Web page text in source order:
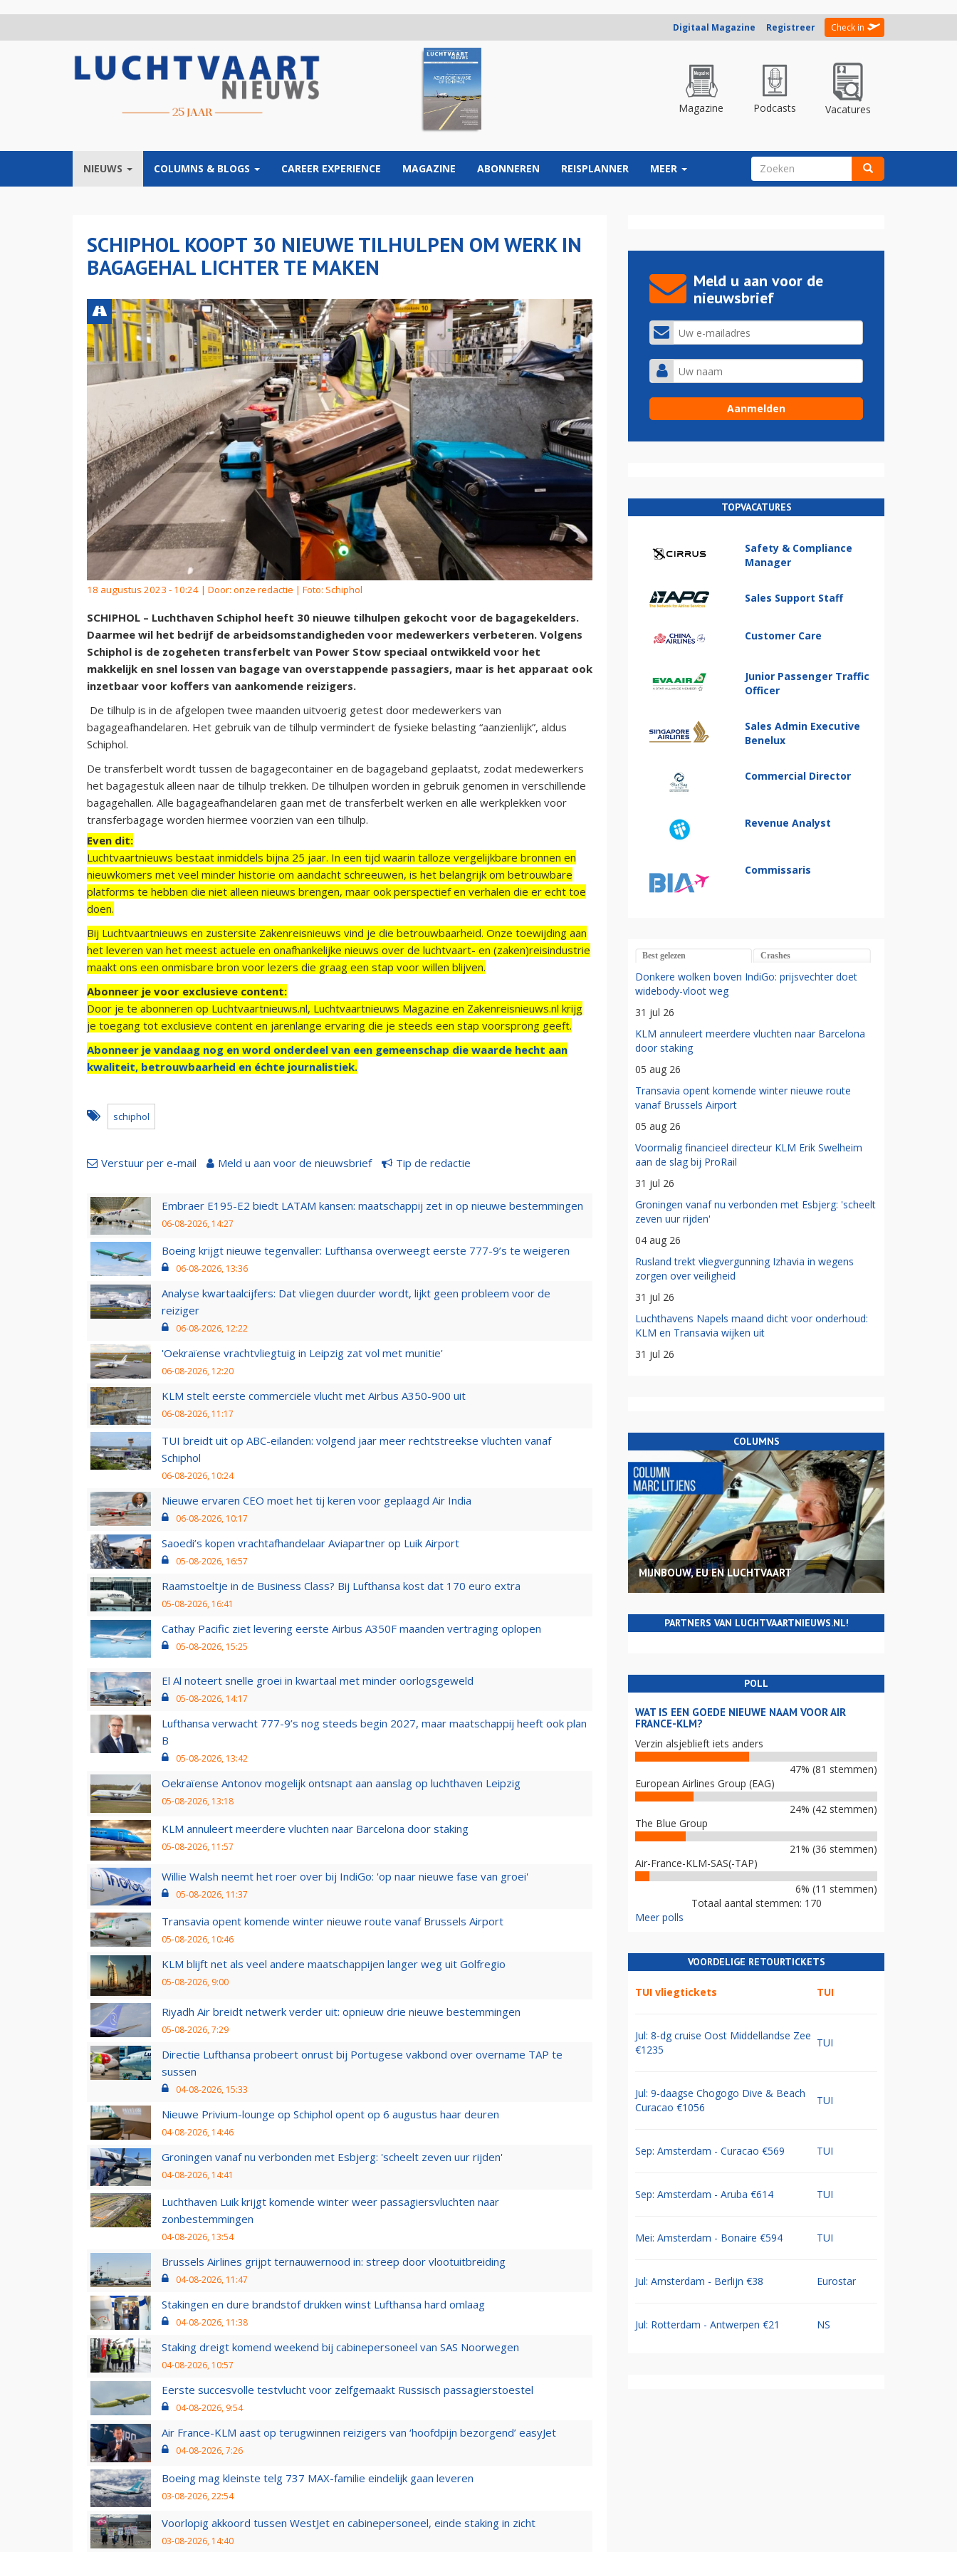
Digitaal Magazine Registreer Check in
Magazine Podcasts Vacatures
NIEUWS COLUMNS & BLOGS CAREER EXPERIENCE MAGAZINE ABONNEREN REISPLANNER MEER ZOEKVELD
SCHIPHOL KOOPT 30 NIEUWE TILHULPEN OM WERK IN
BAGAGEHAL LICHTER TE MAKEN
18 augustus 2023 - 10:24 | Door: onze redactie | Foto: Schiphol
SCHIPHOL – Luchthaven Schiphol heeft 30 nieuwe tilhulpen gekocht voor de bagagekelders.
Daarmee wil het bedrijf de arbeidsomstandigheden voor medewerkers verbeteren. Volgens
Schiphol is de zogeheten transferbelt van Power Stow speciaal ontwikkeld voor het
makkelijk en snel lossen van bagage van overstappende passagiers, maar is het apparaat ook
inzetbaar voor koffers van aankomende reizigers.
De tilhulp is in de afgelopen twee maanden uitvoerig getest door medewerkers van
bagageafhandelaren. Het gebruik van de tilhulp vermindert de fysieke belasting “aanzienlijk”, aldus
Schiphol.
De transferbelt wordt tussen de bagagecontainer en de bagageband geplaatst, zodat medewerkers
het bagagestuk alleen naar de tilhulp trekken. De tilhulpen worden in gebruik genomen in verschillende
bagagehallen. Alle bagageafhandelaren gaan met de transferbelt werken en alle werkplekken voor
transferbagage worden hiermee voorzien van een tilhulp.
Even dit:
Luchtvaartnieuws bestaat inmiddels bijna 25 jaar. In een tijd waarin talloze vergelijkbare bronnen en
nieuwkomers met veel minder historie om aandacht schreeuwen, is het belangrijk om betrouwbare
platforms te hebben die niet alleen nieuws brengen, maar ook perspectief en verhalen die er echt toe
doen.
Bij Luchtvaartnieuws en zustersite Zakenreisnieuws vind je die betrouwbaarheid. Onze toewijding aan
het leveren van het meest actuele en onafhankelijke nieuws over de luchtvaart- en (zaken)reisindustrie
maakt ons een onmisbare bron voor lezers die graag een stap voor willen blijven.
Abonneer je voor exclusieve content:
Door je te abonneren op Luchtvaartnieuws.nl, Luchtvaartnieuws Magazine en Zakenreisnieuws.nl krijg
je toegang tot exclusieve content en jarenlange ervaring die je steeds een stap voorsprong geeft.
Abonneer je vandaag nog en word onderdeel van een gemeenschap die waarde hecht aan
kwaliteit, betrouwbaarheid en échte journalistiek.
schiphol
Verstuur per e-mail Meld u aan voor de nieuwsbrief Tip de redactie
Embraer E195-E2 biedt LATAM kansen: maatschappij zet in op nieuwe bestemmingen
06-08-2026, 14:27
Boeing krijgt nieuwe tegenvaller: Lufthansa overweegt eerste 777-9’s te weigeren
06-08-2026, 13:36
Analyse kwartaalcijfers: Dat vliegen duurder wordt, lijkt geen probleem voor de
reiziger
06-08-2026, 12:22
'Oekraïense vrachtvliegtuig in Leipzig zat vol met munitie'
06-08-2026, 12:20
KLM stelt eerste commerciële vlucht met Airbus A350-900 uit
06-08-2026, 11:17
TUI breidt uit op ABC-eilanden: volgend jaar meer rechtstreekse vluchten vanaf
Schiphol
06-08-2026, 10:24
Nieuwe ervaren CEO moet het tij keren voor geplaagd Air India
06-08-2026, 10:17
Saoedi’s kopen vrachtafhandelaar Aviapartner op Luik Airport
05-08-2026, 16:57
Raamstoeltje in de Business Class? Bij Lufthansa kost dat 170 euro extra
05-08-2026, 16:41
Cathay Pacific ziet levering eerste Airbus A350F maanden vertraging oplopen
05-08-2026, 15:25
El Al noteert snelle groei in kwartaal met minder oorlogsgeweld
05-08-2026, 14:17
Lufthansa verwacht 777-9’s nog steeds begin 2027, maar maatschappij heeft ook plan
B
05-08-2026, 13:42
Oekraïense Antonov mogelijk ontsnapt aan aanslag op luchthaven Leipzig
05-08-2026, 13:18
KLM annuleert meerdere vluchten naar Barcelona door staking
05-08-2026, 11:57
Willie Walsh neemt het roer over bij IndiGo: 'op naar nieuwe fase van groei'
05-08-2026, 11:37
Transavia opent komende winter nieuwe route vanaf Brussels Airport
05-08-2026, 10:46
KLM blijft net als veel andere maatschappijen langer weg uit Golfregio
05-08-2026, 9:00
Riyadh Air breidt netwerk verder uit: opnieuw drie nieuwe bestemmingen
05-08-2026, 7:29
Directie Lufthansa probeert onrust bij Portugese vakbond over overname TAP te
sussen
04-08-2026, 15:33
Nieuwe Privium-lounge op Schiphol opent op 6 augustus haar deuren
04-08-2026, 14:46
Groningen vanaf nu verbonden met Esbjerg: 'scheelt zeven uur rijden'
04-08-2026, 14:41
Luchthaven Luik krijgt komende winter weer passagiersvluchten naar
zonbestemmingen
04-08-2026, 13:54
Brussels Airlines grijpt ternauwernood in: streep door vlootuitbreiding
04-08-2026, 11:47
Stakingen en dure brandstof drukken winst Lufthansa hard omlaag
04-08-2026, 11:38
Staking dreigt komend weekend bij cabinepersoneel van SAS Noorwegen
04-08-2026, 10:57
Eerste succesvolle testvlucht voor zelfgemaakt Russisch passagierstoestel
04-08-2026, 9:54
Air France-KLM aast op terugwinnen reizigers van ‘hoofdpijn bezorgend’ easyJet
04-08-2026, 7:26
Boeing mag kleinste telg 737 MAX-familie eindelijk gaan leveren
03-08-2026, 22:54
Voorlopig akkoord tussen WestJet en cabinepersoneel, einde staking in zicht
03-08-2026, 14:40
Meld u aan voor de
nieuwsbrief
TOPVACATURES
Safety & Compliance
Manager
Sales Support Staff
Customer Care
Junior Passenger Traffic
Officer
Sales Admin Executive
Benelux
Commercial Director
Revenue Analyst
Commissaris
Best gelezen Crashes
Donkere wolken boven IndiGo: prijsvechter doet
widebody-vloot weg
31 jul 26
KLM annuleert meerdere vluchten naar Barcelona
door staking
05 aug 26
Transavia opent komende winter nieuwe route
vanaf Brussels Airport
05 aug 26
Voormalig financieel directeur KLM Erik Swelheim
aan de slag bij ProRail
31 jul 26
Groningen vanaf nu verbonden met Esbjerg: 'scheelt
zeven uur rijden'
04 aug 26
Rusland trekt vliegvergunning Izhavia in wegens
zorgen over veiligheid
31 jul 26
Luchthavens Napels maand dicht voor onderhoud:
KLM en Transavia wijken uit
31 jul 26
COLUMNS
MIJNBOUW, EU EN LUCHTVAART
PARTNERS VAN LUCHTVAARTNIEUWS.NL!
POLL
WAT IS EEN GOEDE NIEUWE NAAM VOOR AIR
FRANCE-KLM?
Verzin alsjeblieft iets anders
47% (81 stemmen)
European Airlines Group (EAG)
24% (42 stemmen)
The Blue Group
21% (36 stemmen)
Air-France-KLM-SAS(-TAP)
6% (11 stemmen)
Totaal aantal stemmen: 170
Meer polls
VOORDELIGE RETOURTICKETS
TUI vliegtickets TUI
Jul: 8-dg cruise Oost Middellandse Zee
€1235
TUI
Jul: 9-daagse Chogogo Dive & Beach
Curacao €1056
TUI
Sep: Amsterdam - Curacao €569 TUI
Sep: Amsterdam - Aruba €614 TUI
Mei: Amsterdam - Bonaire €594 TUI
Jul: Amsterdam - Berlijn €38 Eurostar
Jul: Rotterdam - Antwerpen €21 NS